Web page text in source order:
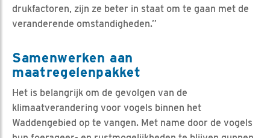
drukfactoren, zijn ze beter in staat om te gaan met de
veranderende omstandigheden.”
Samenwerken aan
maatregelenpakket
Het is belangrijk om de gevolgen van de
klimaatverandering voor vogels binnen het
Waddengebied op te vangen. Met name door de vogels